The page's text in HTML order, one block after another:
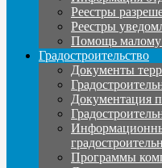
Реестры
Реестры
Помощь малому
Градостроительство
Документы
Документация
Программы